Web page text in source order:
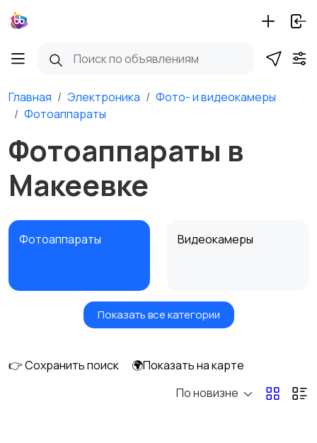
Главная Электроника
Фото- и видеокамеры
Фотоаппараты
Фотоаппараты в
Макеевке
Фотоаппараты Видеокамеры
Видеонаблюдение Объективы
Аксессуары
Показать все категории
👉 Сохранить поиск
🌍Показать на карте
По новизне